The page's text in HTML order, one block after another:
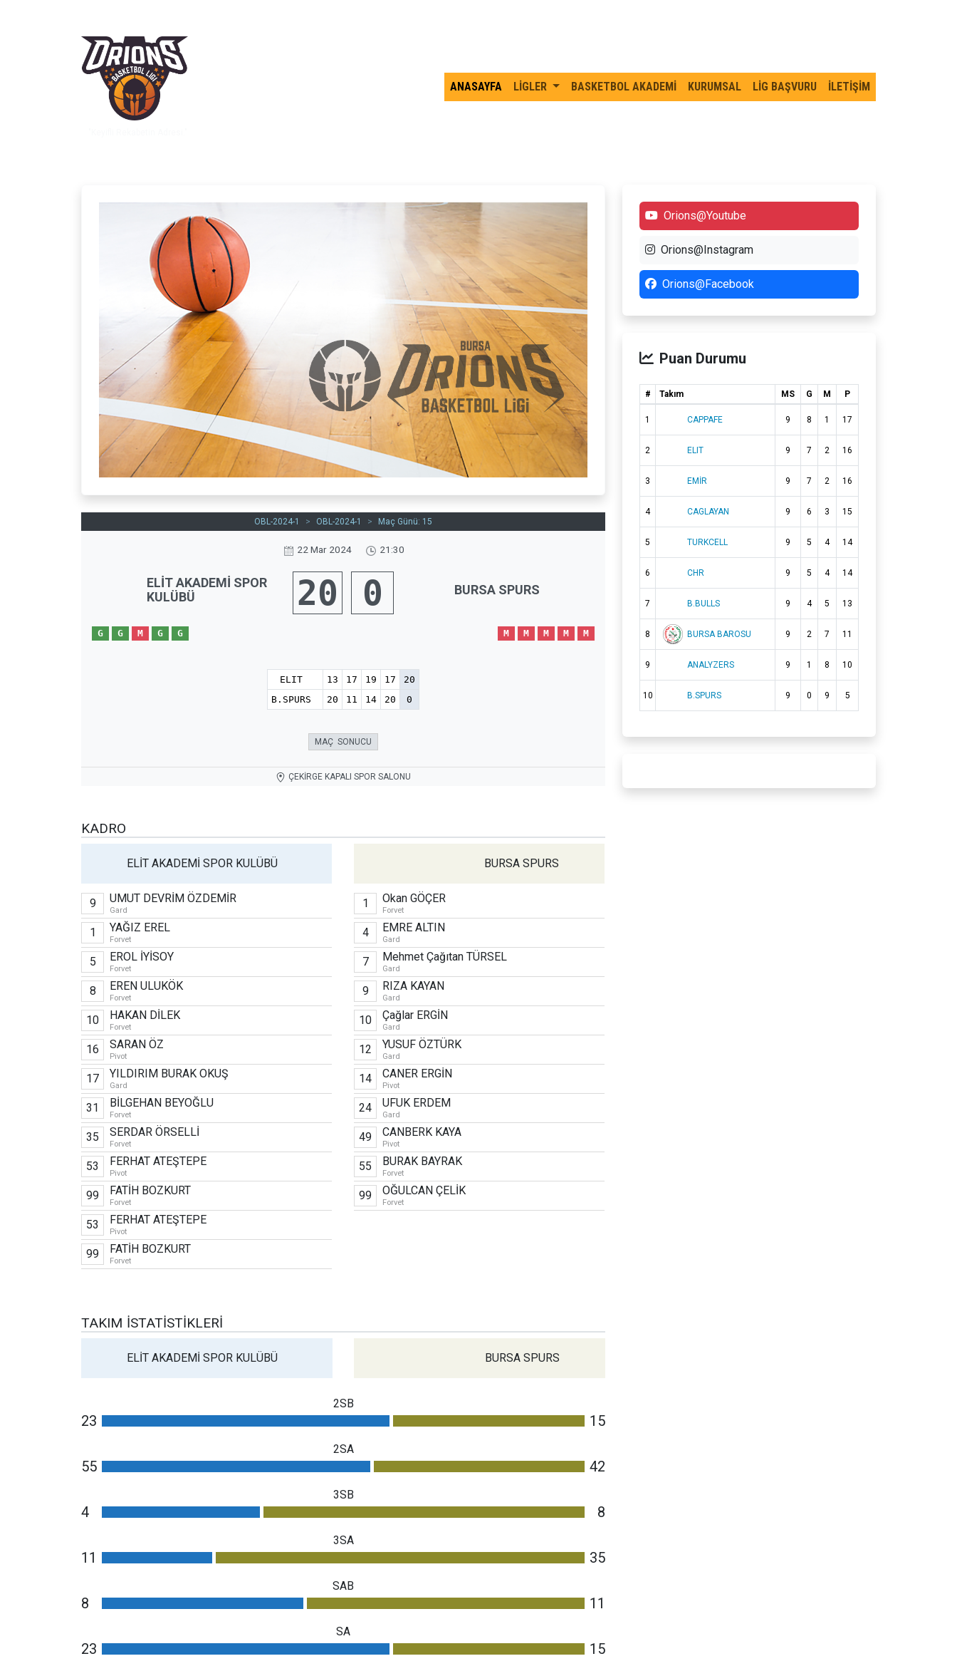
ANASAYFA LİGLER BASKETBOL AKADEMİ KURUMSAL LİG BAŞVURU İLETİŞİM
OBL-2024-1 > OBL-2024-1 > Maç Günü: 15
22 Mar 2024 21:30
ELİT AKADEMİ SPOR
KULÜBÜ
20 0 BURSA SPURS
G G M G G M M M M M
ELIT 13 17 19 17
20
B.SPURS
20 11 14 20 0
MAÇ SONUCU
ÇEKİRGE KAPALI SPOR SALONU
KADRO
ELİT AKADEMİ SPOR KULÜBÜ
9 UMUT DEVRİM ÖZDEMİR
Gard
1 YAĞIZ EREL
Forvet
5 EROL İYİSOY
Forvet
8 EREN ULUKÖK
Forvet
10 HAKAN DİLEK
Forvet
16 SARAN ÖZ
Pivot
17 YILDIRIM BURAK OKUŞ
Gard
31 BİLGEHAN BEYOĞLU
Forvet
35 SERDAR ÖRSELLİ
Forvet
53 FERHAT ATEŞTEPE
Pivot
99 FATİH BOZKURT
Forvet
53 FERHAT ATEŞTEPE
Pivot
99 FATİH BOZKURT
Forvet
BURSA SPURS
1 Okan GÖÇER
Forvet
4 EMRE ALTIN
Gard
7 Mehmet Çağıtan TÜRSEL
Gard
9 RIZA KAYAN
Gard
10 Çağlar ERGİN
Gard
12 YUSUF ÖZTÜRK
Gard
14 CANER ERGİN
Pivot
24 UFUK ERDEM
Gard
49 CANBERK KAYA
Pivot
55 BURAK BAYRAK
Forvet
99 OĞULCAN ÇELİK
Forvet
TAKIM İSTATISTIKLERI
ELİT AKADEMİ SPOR KULÜBÜ BURSA SPURS
2SB
23 15
2SA
55 42
3SB
4 8
3SA
11 35
SAB
8 11
SA
23 15
Orions@Youtube
Orions@Instagram
Orions@Facebook
Puan Durumu
# Takım MS G M P
1 CAPPAFE 9 8 1 17
2 ELIT 9 7 2 16
3 EMİR 9 7 2 16
4 CAGLAYAN 9 6 3 15
5 TURKCELL 9 5 4 14
6 CHR 9 5 4 14
7 B.BULLS 9 4 5 13
8 BURSA BAROSU 9 2 7 11
9 ANALYZERS 9 1 8 10
10 B.SPURS 9 0 9 5